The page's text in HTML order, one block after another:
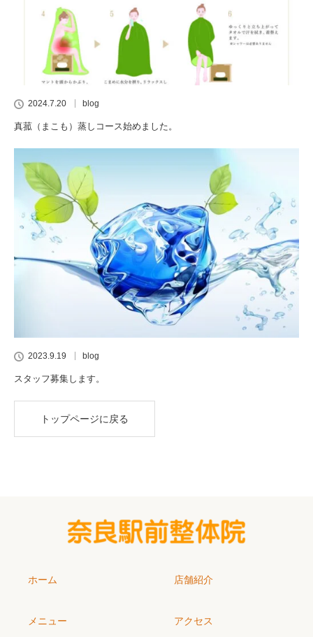
2024.7.20 blog
真菰（まこも）蒸しコース始めました。
2023.9.19 blog
スタッフ募集します。
トップページに戻る
ホーム 店舗紹介
メニュー アクセス